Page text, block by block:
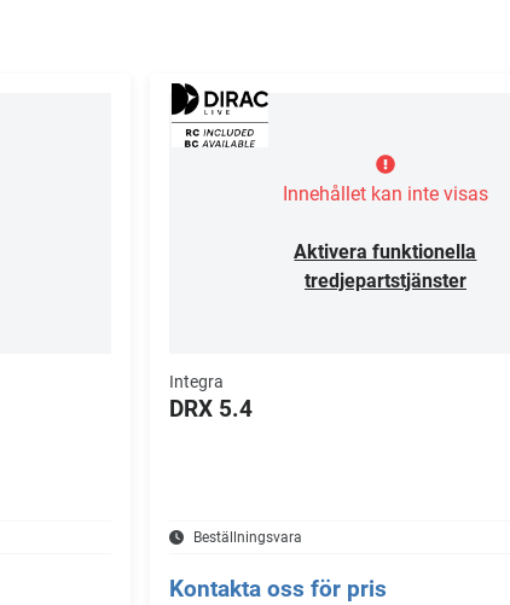
Innehållet kan inte visas
Aktivera funktionella
tredjepartstjänster
Integra
DRX 5.4
Beställningsvara
Kontakta oss för pris